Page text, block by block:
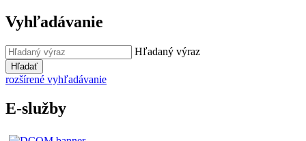
Vyhľadávanie
Hľadaný výraz
Hľadať
rozšírené vyhľadávanie
E-služby